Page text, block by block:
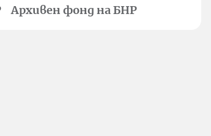
Архивен фонд на БНР